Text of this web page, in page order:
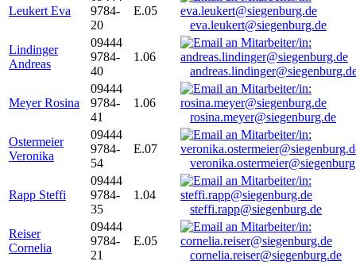
Leukert Eva
9784-
20
E.05
eva.leukert@siegenburg.de
Lindinger
Andreas
09444
9784-
40
1.06
Meyer Rosina
09444
9784-
41
1.06
rosina.meyer@siegenburg.de
Ostermeier
Veronika
09444
9784-
54
E.07
Rapp Steffi
09444
9784-
35
1.04
steffi.rapp@siegenburg.de
Reiser
Cornelia
09444
9784-
21
E.05
cornelia.reiser@siegenburg.de